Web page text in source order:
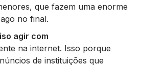
que fazem uma enorme
no final.
agir com
na internet. Isso porque
de instituições que